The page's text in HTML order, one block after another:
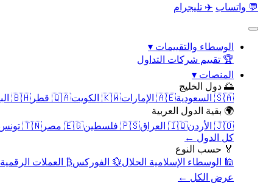
💬 واتساب ✈️ تليجرام
الوسطاء والتقييمات ▾
🏆 تقييم شركات التداول
المنصات ▾
🌅 دول الخليج
🇸🇦 السعودية
🇦🇪 الإمارات 🇰🇼 الكويت 🇶🇦 قطر 🇧🇭 البحرين
🌍 بقية الدول العربية
🇯🇴 الأردن
🇮🇶 العراق 🇵🇸 فلسطين 🇪🇬 مصر 🇹🇳 تونس
كل الدول ←
🏅 حسب النوع
🕌 الوسطاء الإسلامية الحلال💱 الفوركس₿ العملات الرقمية
عرض الكل ←